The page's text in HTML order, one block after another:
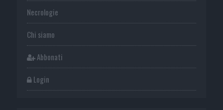
Necrologie
Chi siamo
Abbonati
Login